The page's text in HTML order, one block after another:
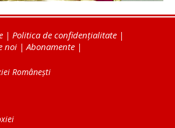
| Politica de confidențialitate |
noi | Abonamente |
Românești